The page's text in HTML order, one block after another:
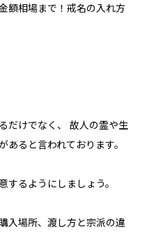
額相場まで！戒名の入れ方
だけでなく、 故人の霊や生
あると言われております。
するようにしましょう。
入場所、渡し方と宗派の違